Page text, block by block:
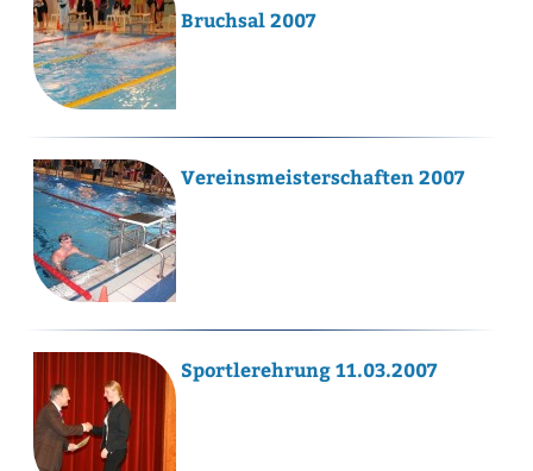
Bruchsal 2007
Vereinsmeisterschaften 2007
Sportlerehrung 11.03.2007